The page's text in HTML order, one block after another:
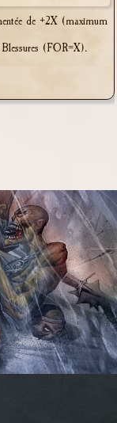
de +2X (maximum
(FOR=X).